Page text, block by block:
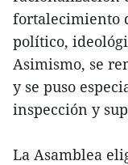
fortalecimiento
político,
Asimismo, se
y se puso
inspección y
La Asamblea